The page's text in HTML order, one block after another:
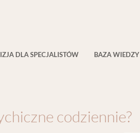
DLA SPECJALISTÓW BAZA WIEDZY
codziennie?